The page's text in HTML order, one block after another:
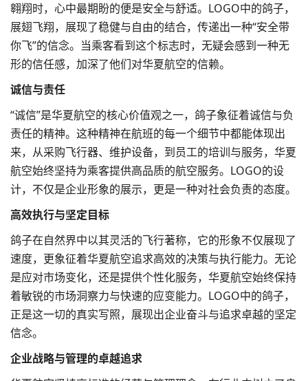
翱翔时，心中最期盼的便是安全与舒适。LOGO中的鸽子，
展翅飞翔，展现了稳健与自由的结合，传递出一种“安全带
你飞”的信念。当乘客看到这个标志时，无疑会感到一种无
形的信任感，加深了他们对华夏航空的信赖。
诚信与责任
“诚信”是华夏航空的核心价值观之一，鸽子象征着诚信与负
责任的精神。这种精神在航班的每一个细节中都能体现出
来，从采购飞行器、维护设备，到员工的培训与服务，华夏
航空始终坚持为乘客提供高品质的航空服务。LOGO的设
计，不仅是企业形象的展示，更是一种对社会负责的态度。
高效执行与坚定目标
鸽子在自然界中以其灵活的飞行著称，它的形象不仅展现了
速度，更象征着华夏航空追求高效的决策与执行能力。无论
是应对市场变化，还是提供个性化服务，华夏航空始终保持
着敏锐的市场洞察力与快速的应变能力。LOGO中的鸽子，
正是这一切的真实写照，展现出企业奋斗与追求卓越的坚定
信念。
企业战略与管理的卓越追求